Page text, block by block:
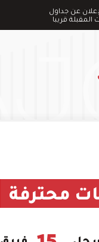
عن جداول
المقبلة قريبا
محترفة